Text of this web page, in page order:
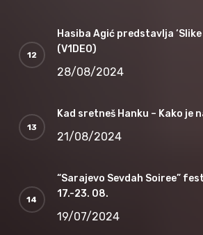
Hasiba Agić predstavlja
(V1DEO)
28/08/2024
Kad sretneš Hanku – Kako je
21/08/2024
“Sarajevo Sevdah Soiree”
17.-23. 08.
19/07/2024